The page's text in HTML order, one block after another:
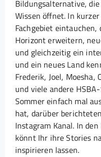
Bildungsalternative,
Wissen öffnet. In
Fachgebiet eintauchen,
Horizont erweitern,
und gleichzeitig ein
und ein neues Land
Frederik, Joel,
und viele andere
Sommer einfach mal
hat, darüber
Instagram Kanal. In
könnt Ihr ihre Stories
inspirieren lassen.